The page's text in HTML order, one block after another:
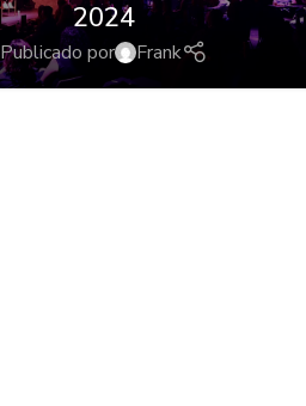
2024
Publicado por Frank